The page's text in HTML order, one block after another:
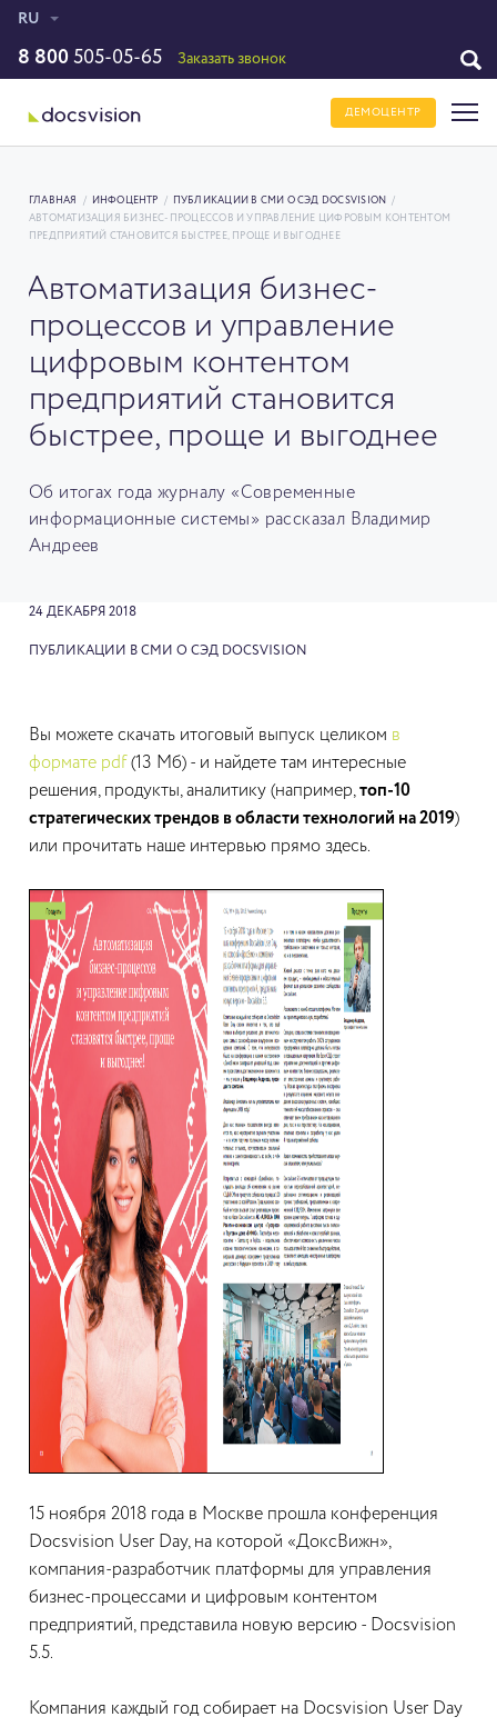
RU
8 800 505-05-65 Заказать звонок
ДЕМОЦЕНТР
ГЛАВНАЯ / ИНФОЦЕНТР / ПУБЛИКАЦИИ В СМИ О СЭД DOCSVISION
/
АВТОМАТИЗАЦИЯ БИЗНЕС-ПРОЦЕССОВ И УПРАВЛЕНИЕ ЦИФРОВЫМ КОНТЕНТОМ
ПРЕДПРИЯТИЙ СТАНОВИТСЯ БЫСТРЕЕ, ПРОЩЕ И ВЫГОДНЕЕ
Автоматизация бизнес-
процессов и управление
цифровым контентом
предприятий становится
быстрее, проще и выгоднее
Об итогах года журналу «Современные
информационные системы» рассказал Владимир
Андреев
24 ДЕКАБРЯ 2018
ПУБЛИКАЦИИ В СМИ О СЭД DOCSVISION
Вы можете скачать итоговый выпуск целиком в
формате pdf (13 Мб) - и найдете там интересные
решения, продукты, аналитику (например,топ-10
стратегических трендов в области технологий на 2019)
или прочитать наше интервью прямо здесь.
15 ноября 2018 года в Москве прошла конференция
Docsvision User Day, на которой «ДоксВижн»,
компания-разработчик платформы для управления
бизнес-процессами и цифровым контентом
предприятий, представила новую версию - Docsvision
5.5.
Компания каждый год собирает на Docsvision User Day